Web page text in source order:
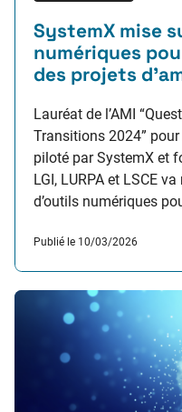
SystemX mise
numériques
des projets
Lauréat de l’AMI
Transitions 2024” pour
piloté par SystemX et
LGI, LURPA et LSCE
d’outils numériques
énergétique des
dans les zones rurales
Publié le 10/03/2026